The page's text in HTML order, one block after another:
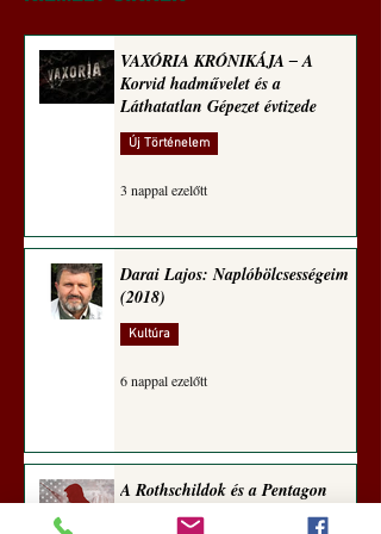
Hedvig posztajánlója)
VAXÓRIA KRÓNIKÁJA ‒ A
Korvid hadművelet és a
Láthatatlan Gépezet évtizede
Új Történelem
3 nappal ezelőtt
Darai Lajos: Naplóbölcsességeim
(2018)
Kultúra
6 nappal ezelőtt
A Rothschildok és a Pentagon
bizalmas feljegyzése: „Hét ország